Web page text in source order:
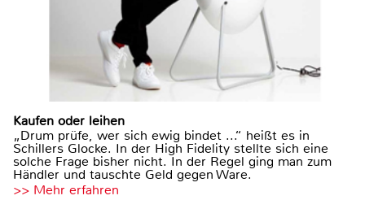
Kaufen oder leihen
„Drum prüfe, wer sich ewig bindet ...“ heißt es in
Schillers Glocke. In der High Fidelity stellte sich eine
solche Frage bisher nicht. In der Regel ging man zum
Händler und tauschte Geld gegen Ware.
>> Mehr erfahren